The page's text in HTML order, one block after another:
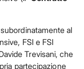
al
FSI e FSI
Trevisani, che
partecipazione